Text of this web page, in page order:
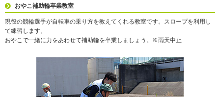
おやこ補助輪卒業教室
現役の競輪選手が自転車の乗り方を教えてくれる教室です。スロープを利用し
て練習します。
おやこで一緒に力をあわせて補助輪を卒業しましょう。※雨天中止